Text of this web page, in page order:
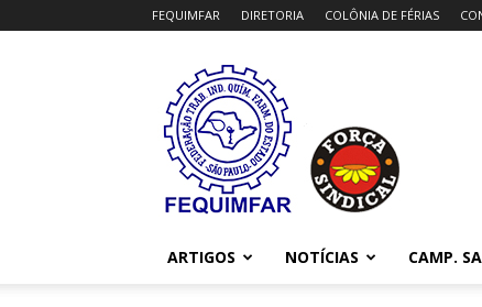
FEQUIMFAR DIRETORIA COLÔNIA DE FÉRIAS
ARTIGOS NOTÍCIAS CAMP.